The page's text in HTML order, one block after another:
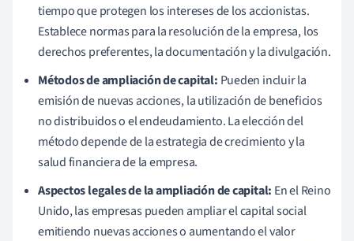
tiempo que protegen los intereses de los accionistas.
Establece normas para la resolución de la empresa, los
derechos preferentes, la documentación y la divulgación.
Métodos de ampliación de capital: Pueden incluir la
emisión de nuevas acciones, la utilización de beneficios
no distribuidos o el endeudamiento. La elección del
método depende de la estrategia de crecimiento y la
salud financiera de la empresa.
Aspectos legales de la ampliación de capital: En el Reino
Unido, las empresas pueden ampliar el capital social
emitiendo nuevas acciones o aumentando el valor